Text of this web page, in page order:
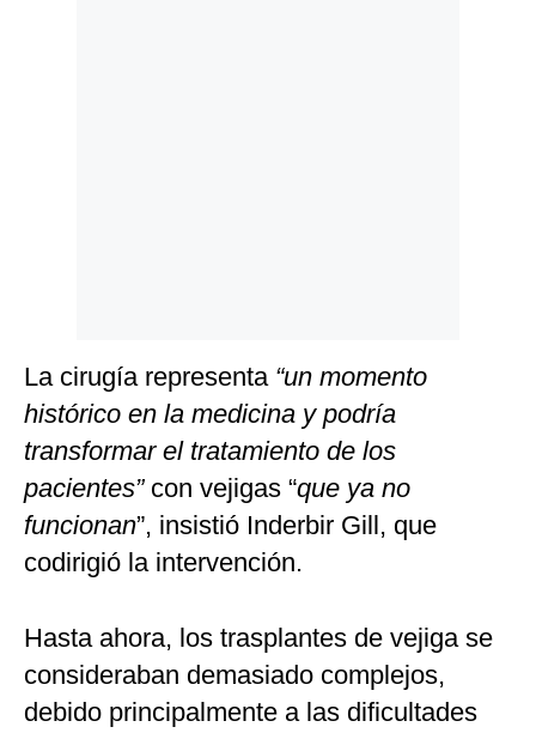
La cirugía representa “un momento
histórico en la medicina y podría
transformar el tratamiento de los
pacientes”con vejigas “que ya no
funcionan”, insistió Inderbir Gill, que
codirigió la intervención.
Hasta ahora, los trasplantes de vejiga se
consideraban demasiado complejos,
debido principalmente a las dificultades